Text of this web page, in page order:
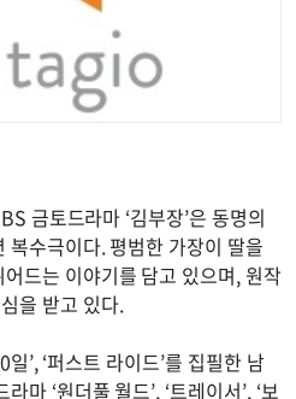
금토드라마 ‘김부장’은 동명의
복수극이다. 평범한 가장이 딸을
드는 이야기를 담고 있으며, 원작
을 받고 있다.
’, ‘퍼스트 라이드’를 집필한 남
마 ‘원더풀 월드’, ‘트레이서’, ‘보